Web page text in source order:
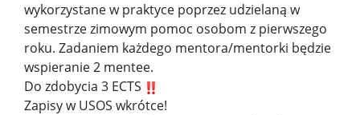
Samorząd studentów
Biuro Karier
wykorzystane w praktyce poprzez udzielaną w
semestrze zimowym pomoc osobom z pierwszego
roku. Zadaniem każdego mentora/mentorki będzie
wspieranie 2 mentee.
Do zdobycia 3 ECTS
Zapisy w USOS wkrótce!